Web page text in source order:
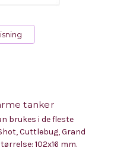
tanker
brukes i de fleste
Cuttlebug, Grand
102x16 mm.